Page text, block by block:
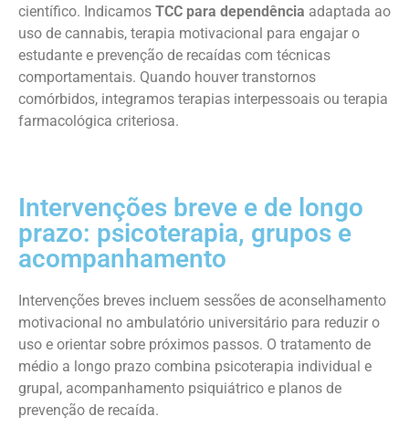
científico. Indicamos TCC para dependência adaptada ao
uso de cannabis, terapia motivacional para engajar o
estudante e prevenção de recaídas com técnicas
comportamentais. Quando houver transtornos
comórbidos, integramos terapias interpessoais ou terapia
farmacológica criteriosa.
Intervenções breve e de longo
prazo: psicoterapia, grupos e
acompanhamento
Intervenções breves incluem sessões de aconselhamento
motivacional no ambulatório universitário para reduzir o
uso e orientar sobre próximos passos. O tratamento de
médio a longo prazo combina psicoterapia individual e
grupal, acompanhamento psiquiátrico e planos de
prevenção de recaída.